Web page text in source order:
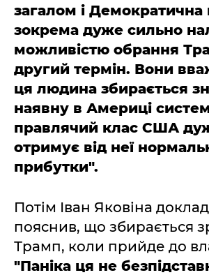
загалом і Демократична
зокрема дуже сильно
можливістю обрання
другий термін. Вони
ця людина збирається
наявну в Америці
правлячий клас США
отримує від неї
прибутки".
Потім Іван Яковіна
пояснив, що збирається
Трамп, коли прийде до
"Паніка ця не